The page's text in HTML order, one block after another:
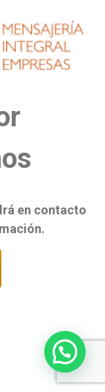
en contacto